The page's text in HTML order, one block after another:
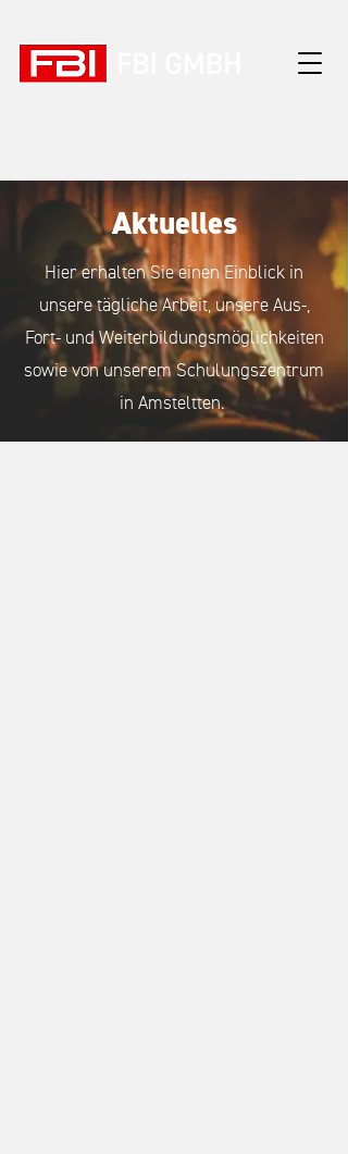
Aktuelles
Hier erhalten Sie einen Einblick in
unsere tägliche Arbeit, unsere Aus-,
Fort- und Weiterbildungsmöglichkeiten
sowie von unserem Schulungszentrum
in Amsteltten.